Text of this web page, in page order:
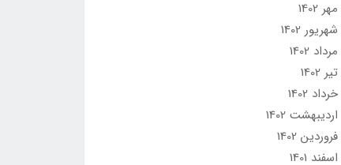
مهر 1402
شهریور 1402
مرداد 1402
تير 1402
خرداد 1402
ارديبهشت 1402
فروردین 1402
اسفند 1401